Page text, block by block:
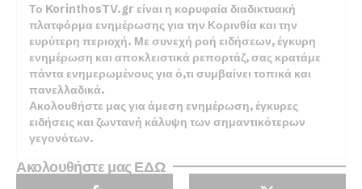
Το KorinthosTV.gr είναι η κορυφαία διαδικτυακή
πλατφόρμα ενημέρωσης για την Κορινθία και την
ευρύτερη περιοχή. Με συνεχή ροή ειδήσεων, έγκυρη
ενημέρωση και αποκλειστικά ρεπορτάζ, σας κρατάμε
πάντα ενημερωμένους για ό,τι συμβαίνει τοπικά και
πανελλαδικά.
Ακολουθήστε μας για άμεση ενημέρωση, έγκυρες
ειδήσεις και ζωντανή κάλυψη των σημαντικότερων
γεγονότων.
Ακολουθήστε μας ΕΔΩ